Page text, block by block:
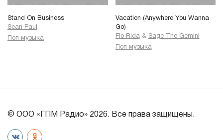
Stand On Business
Sean Paul
Поп музыка
Vacation (Anywhere You Wanna
Go)
Flo Rida & Sage The Gemini
Поп музыка
© ООО «ГПМ Радио» 2026. Все права защищены.